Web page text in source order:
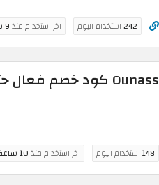
242استخدام اليوم اخر استخدام منذ9 ساعة
Ounass كود خصم فعال حتى 40% على منتجات العناية للرجال
148استخدام اليوم اخر استخدام منذ10 ساعة